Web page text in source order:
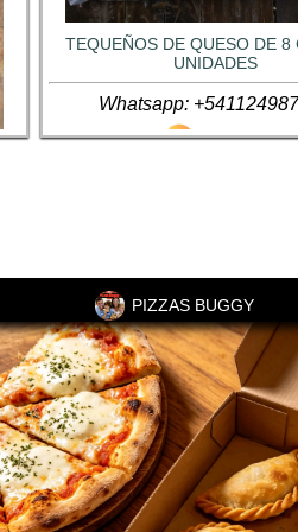
TEQUEÑOS DE QUESO DE 8
UNIDADES
Whatsapp:
PIZZAS BUGGY